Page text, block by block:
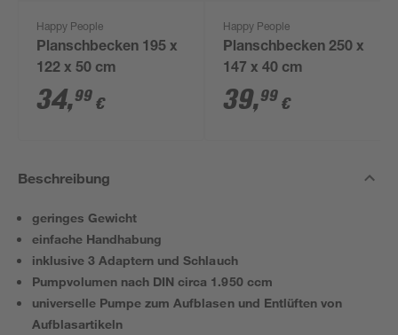
Happy People
Planschbecken 195 x
122 x 50 cm
34,99 €
Happy People
Planschbecken 250 x
147 x 40 cm
39,99 €
Beschreibung
geringes Gewicht
einfache Handhabung
inklusive 3 Adaptern und Schlauch
Pumpvolumen nach DIN circa 1.950 ccm
universelle Pumpe zum Aufblasen und Entlüften von
Aufblasartikeln